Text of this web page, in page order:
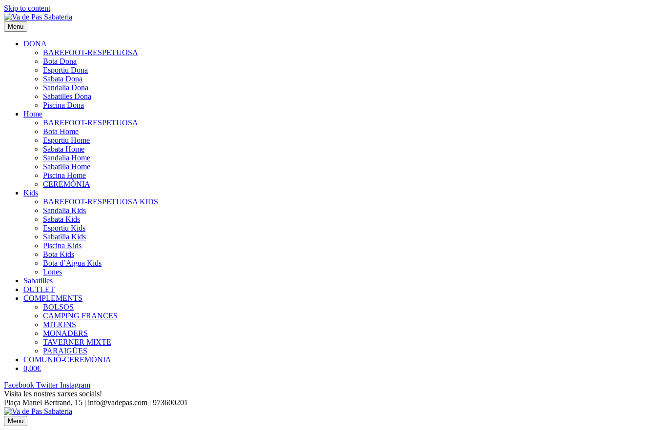
Skip to content
Menu
DONA
BAREFOOT-RESPETUOSA
Bota Dona
Esportiu Dona
Sabata Dona
Sandalia Dona
Sabatilles Dona
Piscina Dona
Home
BAREFOOT-RESPETUOSA
Bota Home
Esportiu Home
Sabata Home
Sandalia Home
Sabatilla Home
Piscina Home
CEREMÒNIA
Kids
BAREFOOT-RESPETUOSA KIDS
Sandalia Kids
Sabata Kids
Esportiu Kids
Sabatilla Kids
Piscina Kids
Bota Kids
Bota d’Aigua Kids
Lones
Sabatilles
OUTLET
COMPLEMENTS
BOLSOS
CAMPING FRANCES
MITJONS
MONADERS
TAVERNER MIXTE
PARAIGÜES
COMUNIÓ-CEREMÒNIA
0,00€
Facebook Twitter Instagram
Visita les nostres xarxes socials!
Plaça Manel Bertrand, 15 | info@vadepas.com | 973600201
Menu